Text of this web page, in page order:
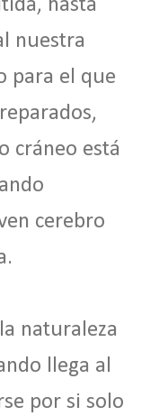
hasta
nuestra
para el que
cráneo está
cerebro
naturaleza
llega al
por si solo